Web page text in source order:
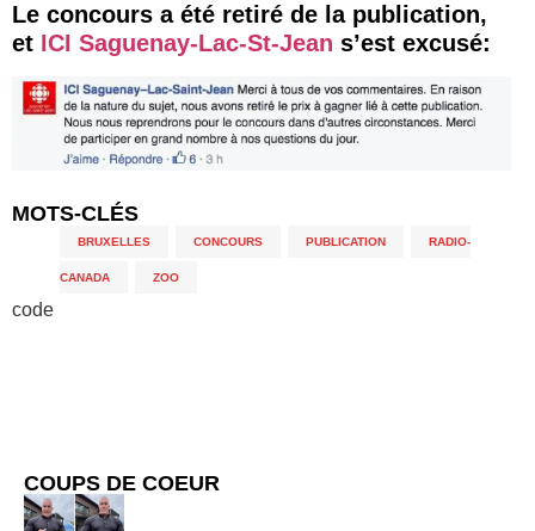
Le concours a été retiré de la publication,
et ICI Saguenay-Lac-St-Jean s’est excusé:
MOTS-CLÉS
BRUXELLES CONCOURS PUBLICATION RADIO-
CANADA ZOO
code
COUPS DE COEUR